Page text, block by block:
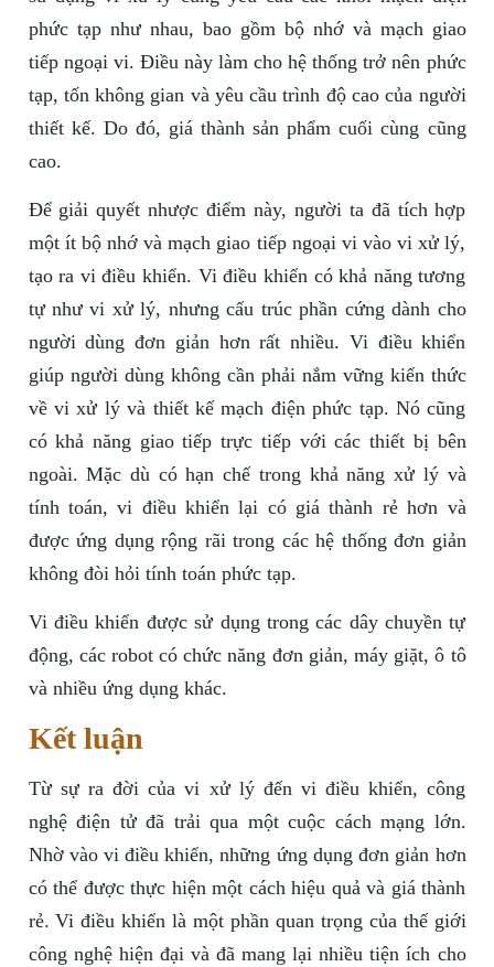
phức tạp như nhau, bao gồm bộ nhớ và mạch giao
tiếp ngoại vi. Điều này làm cho hệ thống trở nên phức
tạp, tốn không gian và yêu cầu trình độ cao của người
thiết kế. Do đó, giá thành sản phẩm cuối cùng cũng
cao.
Để giải quyết nhược điểm này, người ta đã tích hợp
một ít bộ nhớ và mạch giao tiếp ngoại vi vào vi xử lý,
tạo ra vi điều khiển. Vi điều khiển có khả năng tương
tự như vi xử lý, nhưng cấu trúc phần cứng dành cho
người dùng đơn giản hơn rất nhiều. Vi điều khiển
giúp người dùng không cần phải nắm vững kiến thức
về vi xử lý và thiết kế mạch điện phức tạp. Nó cũng
có khả năng giao tiếp trực tiếp với các thiết bị bên
ngoài. Mặc dù có hạn chế trong khả năng xử lý và
tính toán, vi điều khiển lại có giá thành rẻ hơn và
được ứng dụng rộng rãi trong các hệ thống đơn giản
không đòi hỏi tính toán phức tạp.
Vi điều khiển được sử dụng trong các dây chuyền tự
động, các robot có chức năng đơn giản, máy giặt, ô tô
và nhiều ứng dụng khác.
Kết luận
Từ sự ra đời của vi xử lý đến vi điều khiển, công
nghệ điện tử đã trải qua một cuộc cách mạng lớn.
Nhờ vào vi điều khiển, những ứng dụng đơn giản hơn
có thể được thực hiện một cách hiệu quả và giá thành
rẻ. Vi điều khiển là một phần quan trọng của thế giới
công nghệ hiện đại và đã mang lại nhiều tiện ích cho